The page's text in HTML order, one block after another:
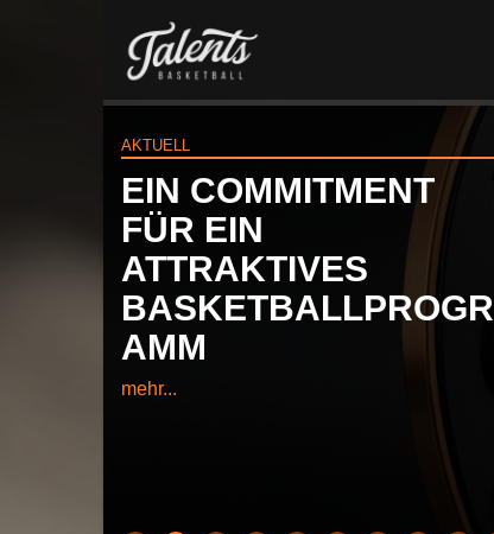
AKTUELL
EIN COMMITMENT
FÜR EIN
ATTRAKTIVES
BASKETBALLPROGR
AMM
mehr...